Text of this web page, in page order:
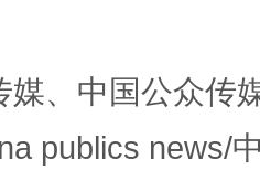
媒、中国公众传
publics news/